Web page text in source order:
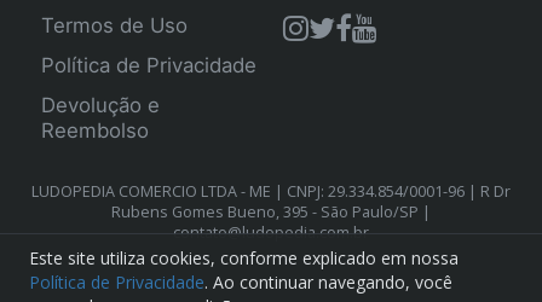
Termos de Uso
Política de Privacidade
Devolução e
Reembolso
LUDOPEDIA COMERCIO LTDA - ME | CNPJ: 29.334.854/0001-96 | R Dr
Rubens Gomes Bueno, 395 - São Paulo/SP |
contato@ludopedia.com.br
Este site utiliza cookies, conforme explicado em nossa
Política de Privacidade. Ao continuar navegando, você